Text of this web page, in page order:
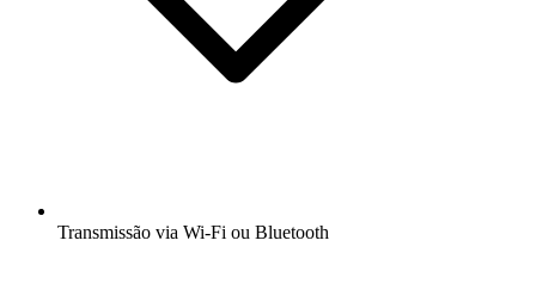
Transmissão via Wi-Fi ou Bluetooth